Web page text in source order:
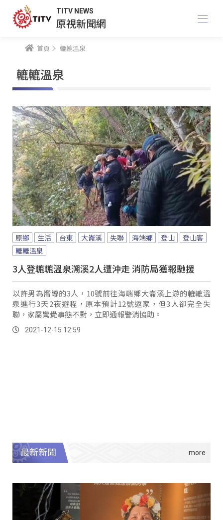
TITV NEWS
原視新聞網
首頁 轆轆溫泉
轆轆溫泉
原鄉 生活 台東 大崙溪 失聯 海端鄉 登山
登山客
轆轆溫泉
3人登轆轆溫泉溯溪2人遭沖走 消防局獲報馳援
以許男為嚮導的3人，10號前往海端鄉大崙溪上游的轆轆溫
泉進行3天2夜遊程，原本預計12號返家，但3人卻完全失
聯，家屬驚覺事態不對，立即通報警消協助。
2021-12-15 12:59
最新新聞